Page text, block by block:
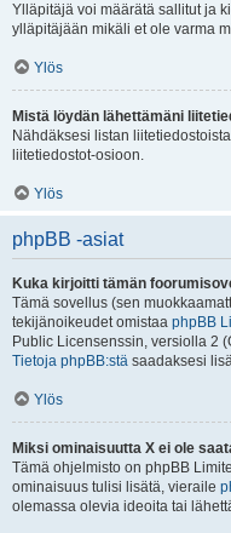
Ylläpitäjä voi määrätä sallitut ja
ylläpitäjään mikäli et ole varma
Ylös
Mistä löydän lähettämäni
Nähdäksesi listan
liitetiedostot-osioon.
Ylös
phpBB -asiat
Kuka kirjoitti tämän
Tämä sovellus (sen
tekijänoikeudet omistaa phpBB
Public Licensenssin, versiolla 2
Tietoja phpBB:stä saadaksesi
Ylös
Miksi ominaisuutta X ei ole
Tämä ohjelmisto on phpBB
ominaisuus tulisi lisätä, vieraile
olemassa olevia ideoita tai